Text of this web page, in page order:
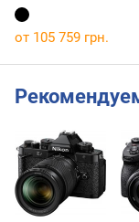
от 105 759 грн.